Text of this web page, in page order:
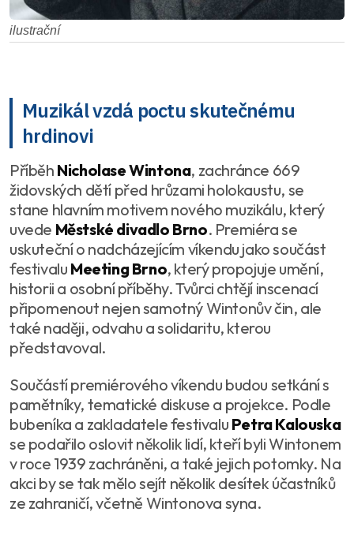
ilustrační
Muzikál vzdá poctu skutečnému
hrdinovi
Příběh Nicholase Wintona, zachránce 669
židovských dětí před hrůzami holokaustu, se
stane hlavním motivem nového muzikálu, který
uvede Městské divadlo Brno. Premiéra se
uskuteční o nadcházejícím víkendu jako součást
festivalu Meeting Brno, který propojuje umění,
historii a osobní příběhy. Tvůrci chtějí inscenací
připomenout nejen samotný Wintonův čin, ale
také naději, odvahu a solidaritu, kterou
představoval.
Součástí premiérového víkendu budou setkání s
pamětníky, tematické diskuse a projekce. Podle
bubeníka a zakladatele festivalu Petra Kalouska
se podařilo oslovit několik lidí, kteří byli Wintonem
v roce 1939 zachráněni, a také jejich potomky. Na
akci by se tak mělo sejít několik desítek účastníků
ze zahraničí, včetně Wintonova syna.